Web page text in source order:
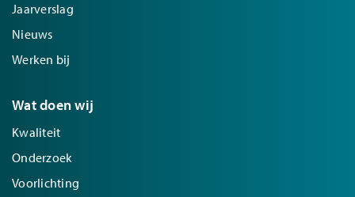
Jaarverslag
Nieuws
Werken bij
Wat doen wij
Kwaliteit
Onderzoek
Voorlichting